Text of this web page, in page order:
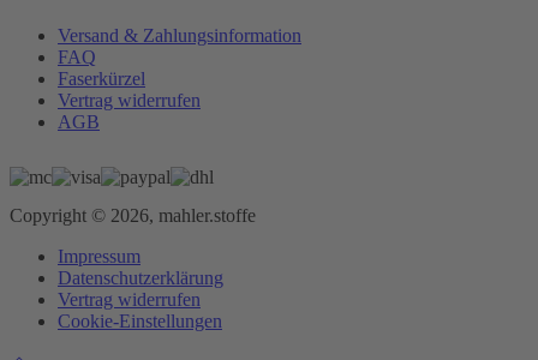
Versand & Zahlungsinformation
FAQ
Faserkürzel
Vertrag widerrufen
AGB
Copyright © 2026, mahler.stoffe
Impressum
Datenschutzerklärung
Vertrag widerrufen
Cookie-Einstellungen